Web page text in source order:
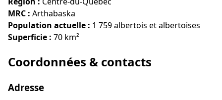
MRC : Arthabaska
Population actuelle : 1 759 albertois et albertoises
Superficie : 70 km²
Coordonnées & contacts
Adresse